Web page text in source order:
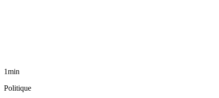
1min
Politique